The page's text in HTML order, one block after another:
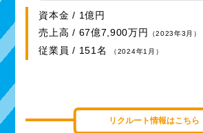
資本金 / 1億円
売上高 / 67億7,900万円
（2023年3月）
従業員 / 151名 （2024年1月）
リクルート情報はこちら